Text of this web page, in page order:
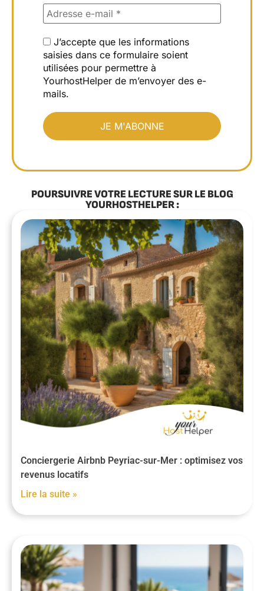
J’accepte que les informations
saisies dans ce formulaire soient
utilisées pour permettre à
YourhostHelper de m’envoyer des e-
mails.
POURSUIVRE VOTRE LECTURE SUR LE BLOG
YOURHOSTHELPER :
Conciergerie Airbnb Peyriac-sur-Mer : optimisez vos
revenus locatifs
Lire la suite »